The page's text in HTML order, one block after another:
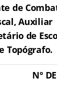
de
Auxiliar
de
Topógrafo.
Nº